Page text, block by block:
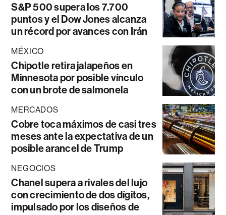
S&P 500 supera los 7.700
puntos y el Dow Jones alcanza
un récord por avances con Irán
MÉXICO
Chipotle retira jalapeños en
Minnesota por posible vínculo
con un brote de salmonela
MERCADOS
Cobre toca máximos de casi tres
meses ante la expectativa de un
posible arancel de Trump
NEGOCIOS
Chanel supera a rivales del lujo
con crecimiento de dos dígitos,
impulsado por los diseños de